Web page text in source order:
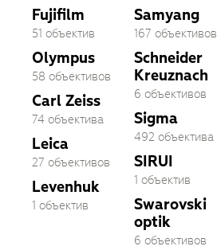
Fujifilm
51 объектив
Olympus
58 объективов
Carl Zeiss
74 объектива
Leica
27 объективов
Levenhuk
1 объектив
Samyang
167 объективов
Schneider
Kreuznach
6 объективов
Sigma
492 объектива
SIRUI
1 объектив
Swarovski
optik
6 объективов